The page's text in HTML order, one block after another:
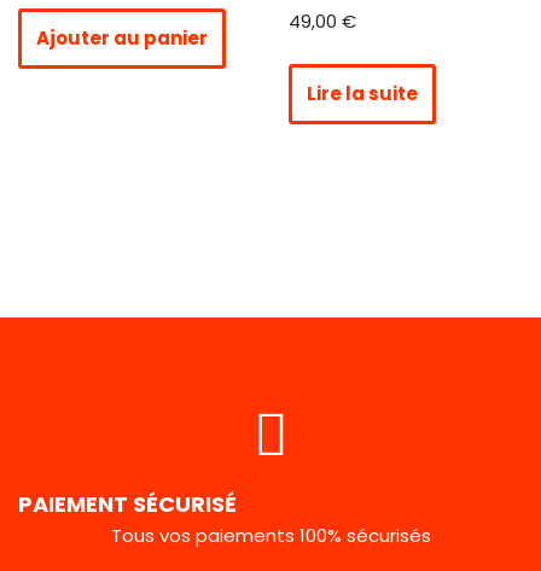
Ajouter au panier
49,00 €
Lire la suite
PAIEMENT SÉCURISÉ
Tous vos paiements 100% sécurisés